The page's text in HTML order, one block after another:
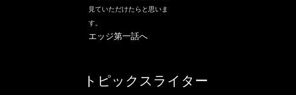
見ていただけたらと思いま
す。
エッジ第一話へ
トピックスライター